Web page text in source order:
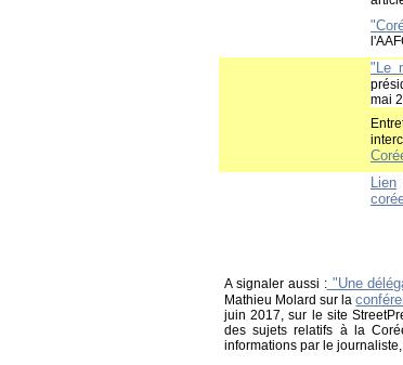
"Le
mai
Lien
A signaler aussi :"Une
Mathieu Molard sur la
juin 2017, sur le site
des sujets relatifs à la
informations par le